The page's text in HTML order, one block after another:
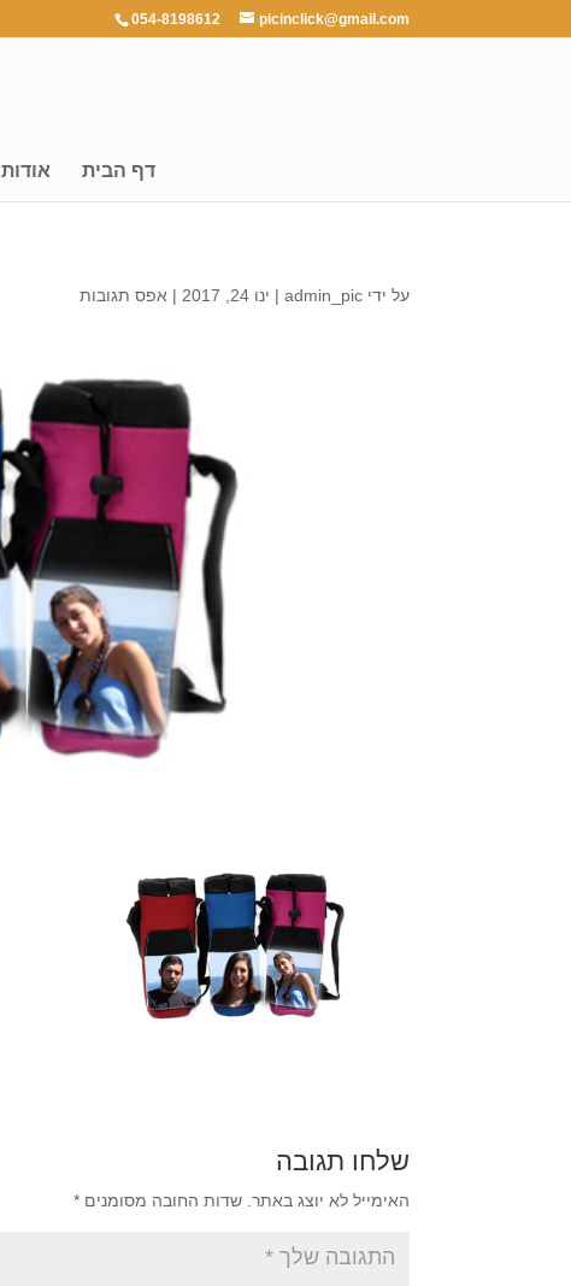
054-8198612 picinclick@gmail.com
דף הבית אודות
על ידיadmin_pic
| ינו 24, 2017 | אפס תגובות
שלחו תגובה
האימייל לא יוצג באתר. שדות החובה מסומנים*